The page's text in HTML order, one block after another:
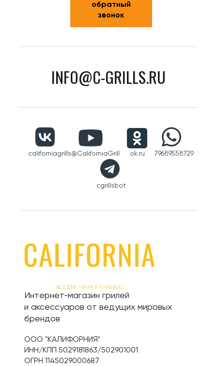
обратный
звонок
INFO@C-GRILLS.RU
californiagrills@CaliforniaGrill ok.ru 79689558729
cgrillsbot
ВСЕ ДЛЯ ГРИЛЯ И БАРБЕКЮ
Интернет-магазин грилей
и аксессуаров от ведущих мировых
брендов
ООО "КАЛИФОРНИЯ"
ИНН/КПП 5029181863/502901001
ОГРН 1145029000687